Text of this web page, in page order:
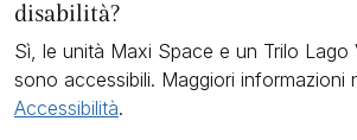
disabilità?
Sì, le unità Maxi Space e un Trilo Lago
sono accessibili. Maggiori informazioni
Accessibilità.